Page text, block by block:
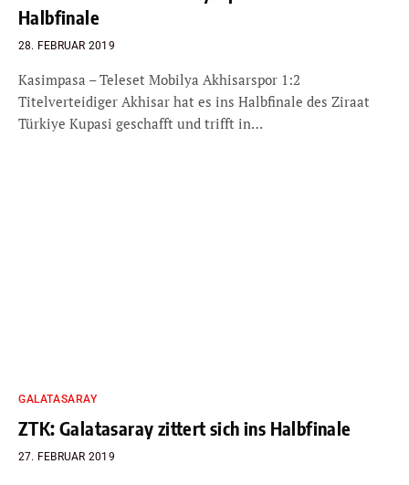
Halbfinale
28. FEBRUAR 2019
Kasimpasa – Teleset Mobilya Akhisarspor 1:2
Titelverteidiger Akhisar hat es ins Halbfinale des Ziraat
Türkiye Kupasi geschafft und trifft in…
GALATASARAY
ZTK: Galatasaray zittert sich ins Halbfinale
27. FEBRUAR 2019